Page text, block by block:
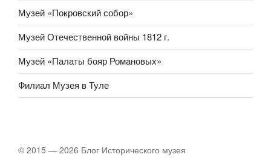
Музей «Покровский собор»
Музей Отечественной войны 1812 г.
Музей «Палаты бояр Романовых»
Филиал Музея в Туле
© 2015 — 2026 Блог Исторического музея